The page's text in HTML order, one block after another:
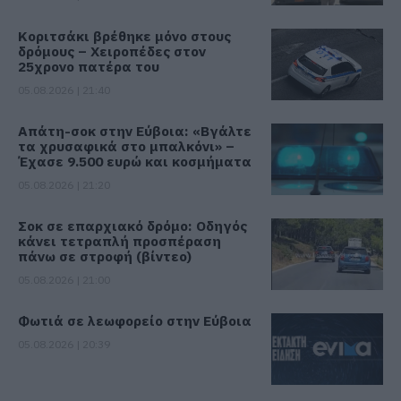
Κοριτσάκι βρέθηκε μόνο στους
δρόμους – Χειροπέδες στον
25χρονο πατέρα του
Απάτη-σοκ στην Εύβοια: «Βγάλτε
τα χρυσαφικά στο μπαλκόνι» –
Έχασε 9.500 ευρώ και κοσμήματα
Σοκ σε επαρχιακό δρόμο: Οδηγός
κάνει τετραπλή προσπέραση
πάνω σε στροφή (βίντεο)
Φωτιά σε λεωφορείο στην Εύβοια